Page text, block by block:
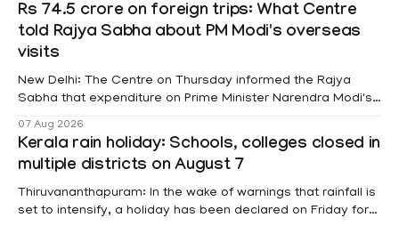
Rs 74.5 crore on foreign trips: What Centre
told Rajya Sabha about PM Modi's overseas
visits
New Delhi: The Centre on Thursday informed the Rajya
Sabha that expenditure on Prime Minister Narendra Modi's
information was provided by Minister of State for External
Affairs Pabitra Margherita in a written reply to questions
raised
07 Aug 2026
Kerala rain holiday: Schools, colleges closed in
multiple districts on August 7
Thiruvananthapuram: In the wake of warnings that rainfall is
set to intensify, a holiday has been declared on Friday for